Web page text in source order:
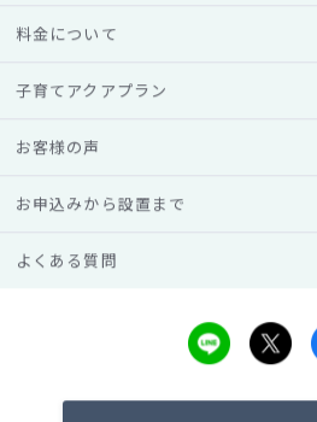
の商標・ロゴマーク、商号に関す
認められる場合を除き、これらを当
使用等する行為は商標権法等により
たします。
料金について
子育てアクアプラン
お客様の声
お申込みから設置まで
よくある質問